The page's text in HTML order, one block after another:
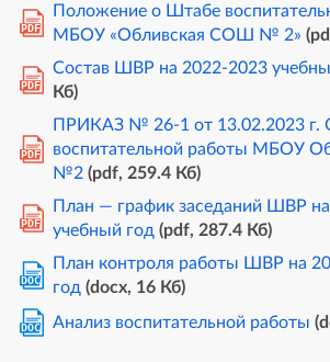
PDF
Положение о Штабе
МБОУ «Обливская СОШ № 2»
PDF
Состав ШВР на 2022-2023
Кб)
PDF
ПРИКАЗ № 26-1 от 13.02.2023 г.
воспитательной работы МБОУ
№2 (pdf, 259.4 Кб)
PDF
План — график заседаний ШВР
учебный год (pdf, 287.4 Кб)
DOC
План контроля работы ШВР на
год (docx, 16 Кб)
DOC Анализ воспитательной работы